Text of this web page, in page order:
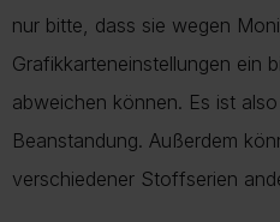
nur bitte, dass sie wegen
Grafikkarteneinstellungen ein
abweichen können. Es ist
Beanstandung. Außerdem
verschiedener Stoffserien